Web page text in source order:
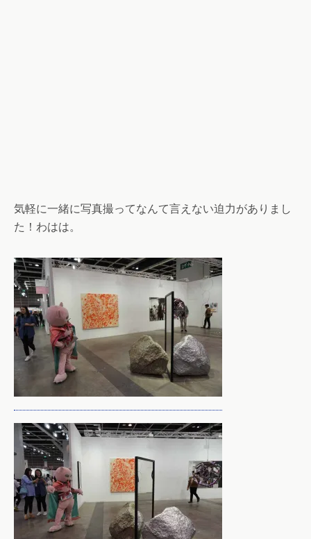
気軽に一緒に写真撮ってなんて言えない迫力がありまし
た！わはは。